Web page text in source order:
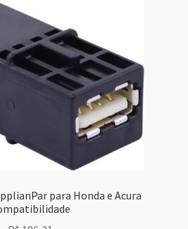
para Honda e Acura